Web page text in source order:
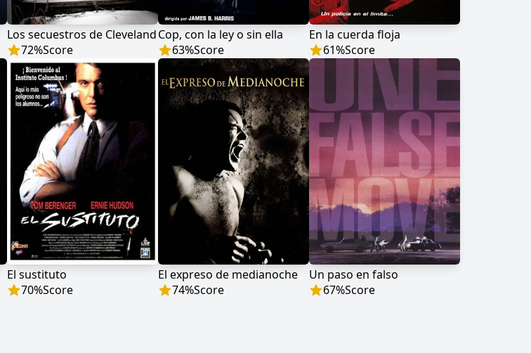
Los secuestros de Cleveland
72%Score
Cop, con la ley o sin ella
63%Score
En la cuerda floja
61%Score
El sustituto
70%Score
El expreso de medianoche
74%Score
Un paso en falso
67%Score